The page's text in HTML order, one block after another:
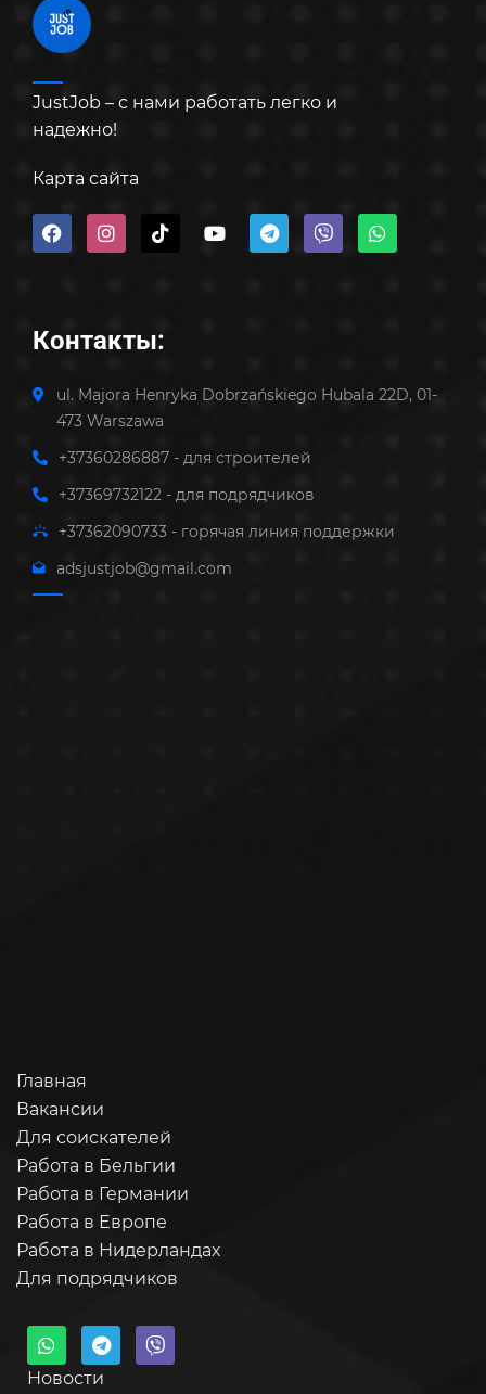
JustJob – с нами работать легко и
надежно!
Карта сайта
Контакты:
ul. Majora Henryka Dobrzańskiego Hubala 22D, 01-
473 Warszawa
+37360286887 - для строителей
+37369732122 - для подрядчиков
+37362090733 - горячая линия поддержки
adsjustjob@gmail.com
Главная
Вакансии
Для соискателей
Работа в Бельгии
Работа в Германии
Работа в Европе
Работа в Нидерландах
Для подрядчиков
Новости